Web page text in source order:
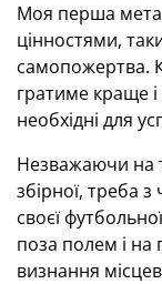
Моя перша мета
цінностями,
самопожертва.
гратиме краще
необхідні для
Незважаючи на
збірної, треба
своєї
поза полем і на
визнання